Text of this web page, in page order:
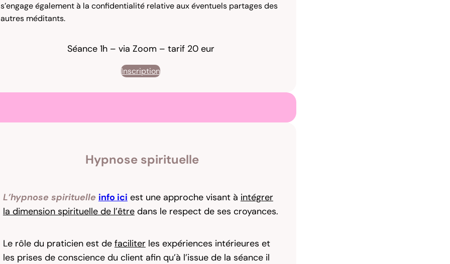
s’engage également à la confidentialité relative aux éventuels partages des
autres méditants.
Séance 1h – via Zoom – tarif 20 eur
Inscription
Hypnose spirituelle
L’hypnose spirituelle info ici est une approche visant à intégrer
la dimension spirituelle de l’êtredans le respect de ses croyances.
Le rôle du praticien est de faciliter les expériences intérieures et
les prises de conscience du client afin qu’à l’issue de la séance il